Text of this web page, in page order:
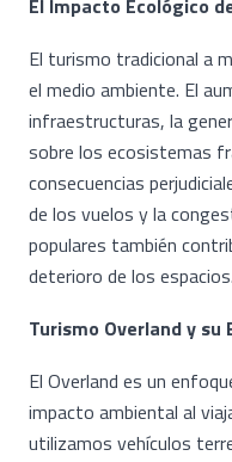
El Impacto Ecológico
El turismo tradicional a
el medio ambiente. El
infraestructuras, la
sobre los ecosistemas
consecuencias
de los vuelos y la
populares también
deterioro de los espacios.
Turismo Overland y
El Overland es un
impacto ambiental al
utilizamos vehículos